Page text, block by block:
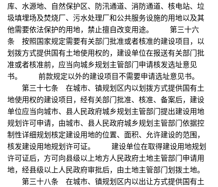
库、水源地、自然保护区、防汛通道、消防通道、核电站、垃
圾填埋场及焚烧厂、污水处理厂和公共服务设施的用地以及其
他需要依法保护的用地，禁止擅自改变用途。 第三十六
条 按照国家规定需要有关部门批准或者核准的建设项目，以
划拨方式提供国有土地使用权的，建设单位在报送有关部门批
准或者核准前，应当向城乡规划主管部门申请核发选址意见
书。 前款规定以外的建设项目不需要申请选址意见书。
第三十七条 在城市、镇规划区内以划拨方式提供国有土
地使用权的建设项目，经有关部门批准、核准、备案后，建设
单位应当向城市、县人民政府城乡规划主管部门提出建设用地
规划许可申请，由城市、县人民政府城乡规划主管部门依据控
制性详细规划核定建设用地的位置、面积、允许建设的范围，
核发建设用地规划许可证。 建设单位在取得建设用地规划
许可证后，方可向县级以上地方人民政府土地主管部门申请用
地，经县级以上人民政府审批后，由土地主管部门划拨土地。
第三十八条 在城市、镇规划区内以出让方式提供国有土